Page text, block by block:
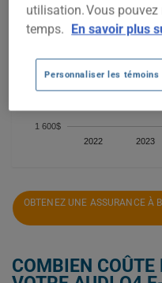
2022 2023
1 600$
1 800$
2 000$
OBTENEZ UNE ASSURANCE À
COMBIEN COÛTE
utilisation. Vous
temps. En savoir plus
Personnaliser les témoins